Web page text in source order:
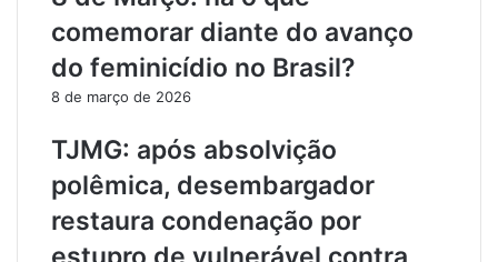
a
e
o
r
t
comemorar diante do avanço
do feminicídio no Brasil?
8 de março de 2026
TJMG: após absolvição
polêmica, desembargador
restaura condenação por